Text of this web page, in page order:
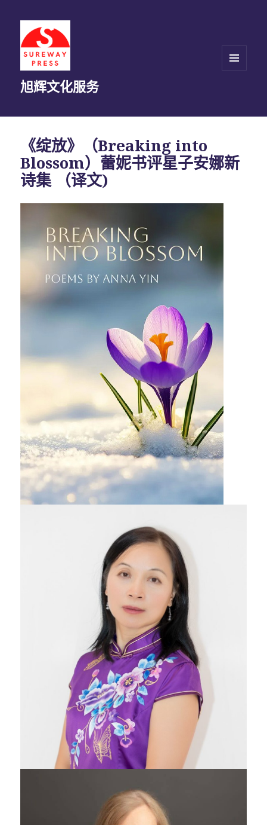
旭辉文化服务
《绽放》（Breaking into
Blossom）蕾妮书评星子安娜新
诗集 （译文)